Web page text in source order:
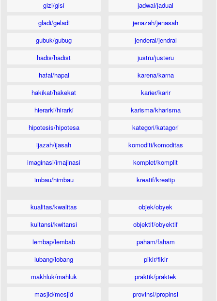
gizi/gisi
gladi/geladi
gubuk/gubug
hadis/hadist
hafal/hapal
hakikat/hakekat
hierarki/hirarki
hipotesis/hipotesa
ijazah/ijasah
imaginasi/imajinasi
imbau/himbau
jadwal/jadual
jenazah/jenasah
jenderal/jendral
justru/justeru
karena/karna
karier/karir
karisma/kharisma
kategori/katagori
komoditi/komoditas
komplet/komplit
kreatif/kreatip
kualitas/kwalitas
kuitansi/kwitansi
lembap/lembab
lubang/lobang
makhluk/mahluk
masjid/mesjid
objek/obyek
objektif/obyektif
paham/faham
pikir/fikir
praktik/praktek
provinsi/propinsi